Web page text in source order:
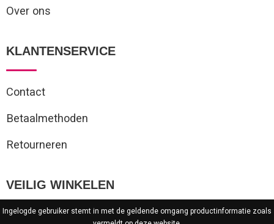
Over ons
KLANTENSERVICE
Contact
Betaalmethoden
Retourneren
VEILIG WINKELEN
Ingelogde gebruiker stemt in met de geldende omgang productinformatie zoals